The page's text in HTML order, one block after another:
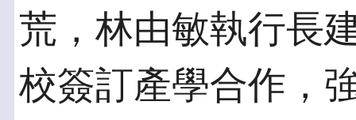
荒，林由敏執行長
校簽訂產學合作，